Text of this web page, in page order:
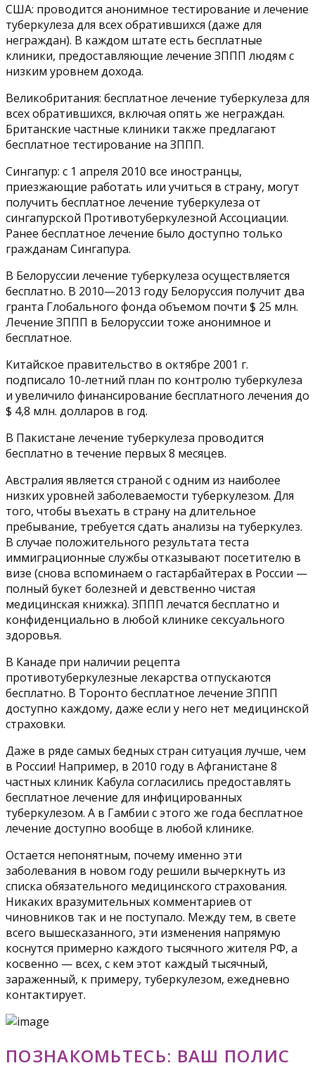
США: проводится анонимное тестирование и лечение
туберкулеза для всех обратившихся (даже для
неграждан). В каждом штате есть бесплатные
клиники, предоставляющие лечение ЗППП людям с
низким уровнем дохода.
Великобритания: бесплатное лечение туберкулеза для
всех обратившихся, включая опять же неграждан.
Британские частные клиники также предлагают
бесплатное тестирование на ЗППП.
Сингапур: с 1 апреля 2010 все иностранцы,
приезжающие работать или учиться в страну, могут
получить бесплатное лечение туберкулеза от
сингапурской Противотуберкулезной Ассоциации.
Ранее бесплатное лечение было доступно только
гражданам Сингапура.
В Белоруссии лечение туберкулеза осуществляется
бесплатно. В 2010—2013 году Белоруссия получит два
гранта Глобального фонда объемом почти $ 25 млн.
Лечение ЗППП в Белоруссии тоже анонимное и
бесплатное.
Китайское правительство в октябре 2001 г.
подписало 10-летний план по контролю туберкулеза
и увеличило финансирование бесплатного лечения до
$ 4,8 млн. долларов в год.
В Пакистане лечение туберкулеза проводится
бесплатно в течение первых 8 месяцев.
Австралия является страной с одним из наиболее
низких уровней заболеваемости туберкулезом. Для
того, чтобы въехать в страну на длительное
пребывание, требуется сдать анализы на туберкулез.
В случае положительного результата теста
иммиграционные службы отказывают посетителю в
визе (снова вспоминаем о гастарбайтерах в России —
полный букет болезней и девственно чистая
медицинская книжка). ЗППП лечатся бесплатно и
конфиденциально в любой клинике сексуального
здоровья.
В Канаде при наличии рецепта
противотуберкулезные лекарства отпускаются
бесплатно. В Торонто бесплатное лечение ЗППП
доступно каждому, даже если у него нет медицинской
страховки.
Даже в ряде самых бедных стран ситуация лучше, чем
в России! Например, в 2010 году в Афганистане 8
частных клиник Кабула согласились предоставлять
бесплатное лечение для инфицированных
туберкулезом. А в Гамбии с этого же года бесплатное
лечение доступно вообще в любой клинике.
Остается непонятным, почему именно эти
заболевания в новом году решили вычеркнуть из
списка обязательного медицинского страхования.
Никаких вразумительных комментариев от
чиновников так и не поступало. Между тем, в свете
всего вышесказанного, эти изменения напрямую
коснутся примерно каждого тысячного жителя РФ, а
косвенно — всех, с кем этот каждый тысячный,
зараженный, к примеру, туберкулезом, ежедневно
контактирует.
ПОЗНАКОМЬТЕСЬ: ВАШ ПОЛИС